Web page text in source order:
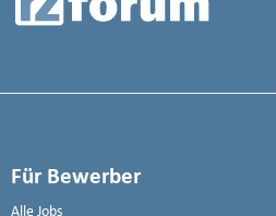
Für Bewerber
Alle Jobs